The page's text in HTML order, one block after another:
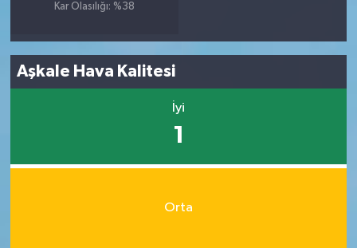
Kar Olasılığı: %38
Aşkale Hava Kalitesi
İyi
1
Orta